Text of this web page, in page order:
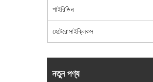
পাইরিডিন
হেটেরোসাইক্লিকস
নতুন পণ্য